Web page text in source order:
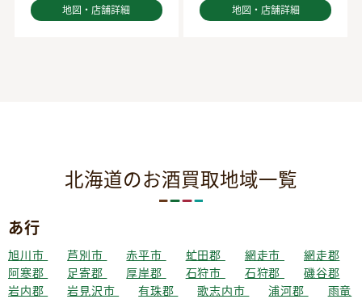
地図・店舗詳細 地図・店舗詳細
北海道のお酒買取地域一覧
あ行
旭川市 芦別市 赤平市 虻田郡 網走市
網走郡
阿寒郡
足寄郡 厚岸郡 石狩市 石狩郡
磯谷郡
岩内郡
岩見沢市 有珠郡 歌志内市 浦河郡
雨竜